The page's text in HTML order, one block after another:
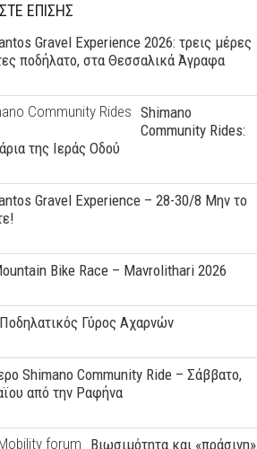
ΕΠΙΣΗΣ
Gravel Experience 2026: τρεις μέρες
ποδήλατο, στα Θεσσαλικά Άγραφα
Shimano
Community Rides:
της Ιεράς Οδού
Gravel Experience – 28-30/8 Μην το
Bike Race – Mavrolithari 2026
Γύρος Αχαρνών
Shimano Community Ride – Σάββατο,
από την Ραφήνα
Βιωσιμότητα και «πράσινη»